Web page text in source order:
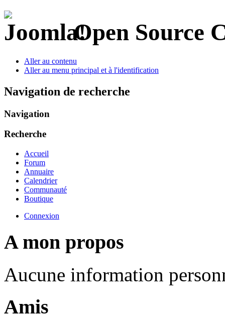
Open Source
Aller au contenu
Aller au menu principal et à l'identification
Navigation de recherche
Navigation
Recherche
Accueil
Forum
Annuaire
Calendrier
Communauté
Boutique
Connexion
A mon propos
Aucune information
Amis